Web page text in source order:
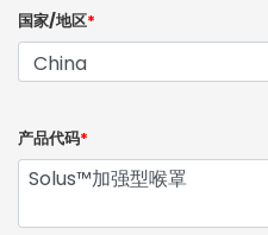
国家/地区*
产品代码*